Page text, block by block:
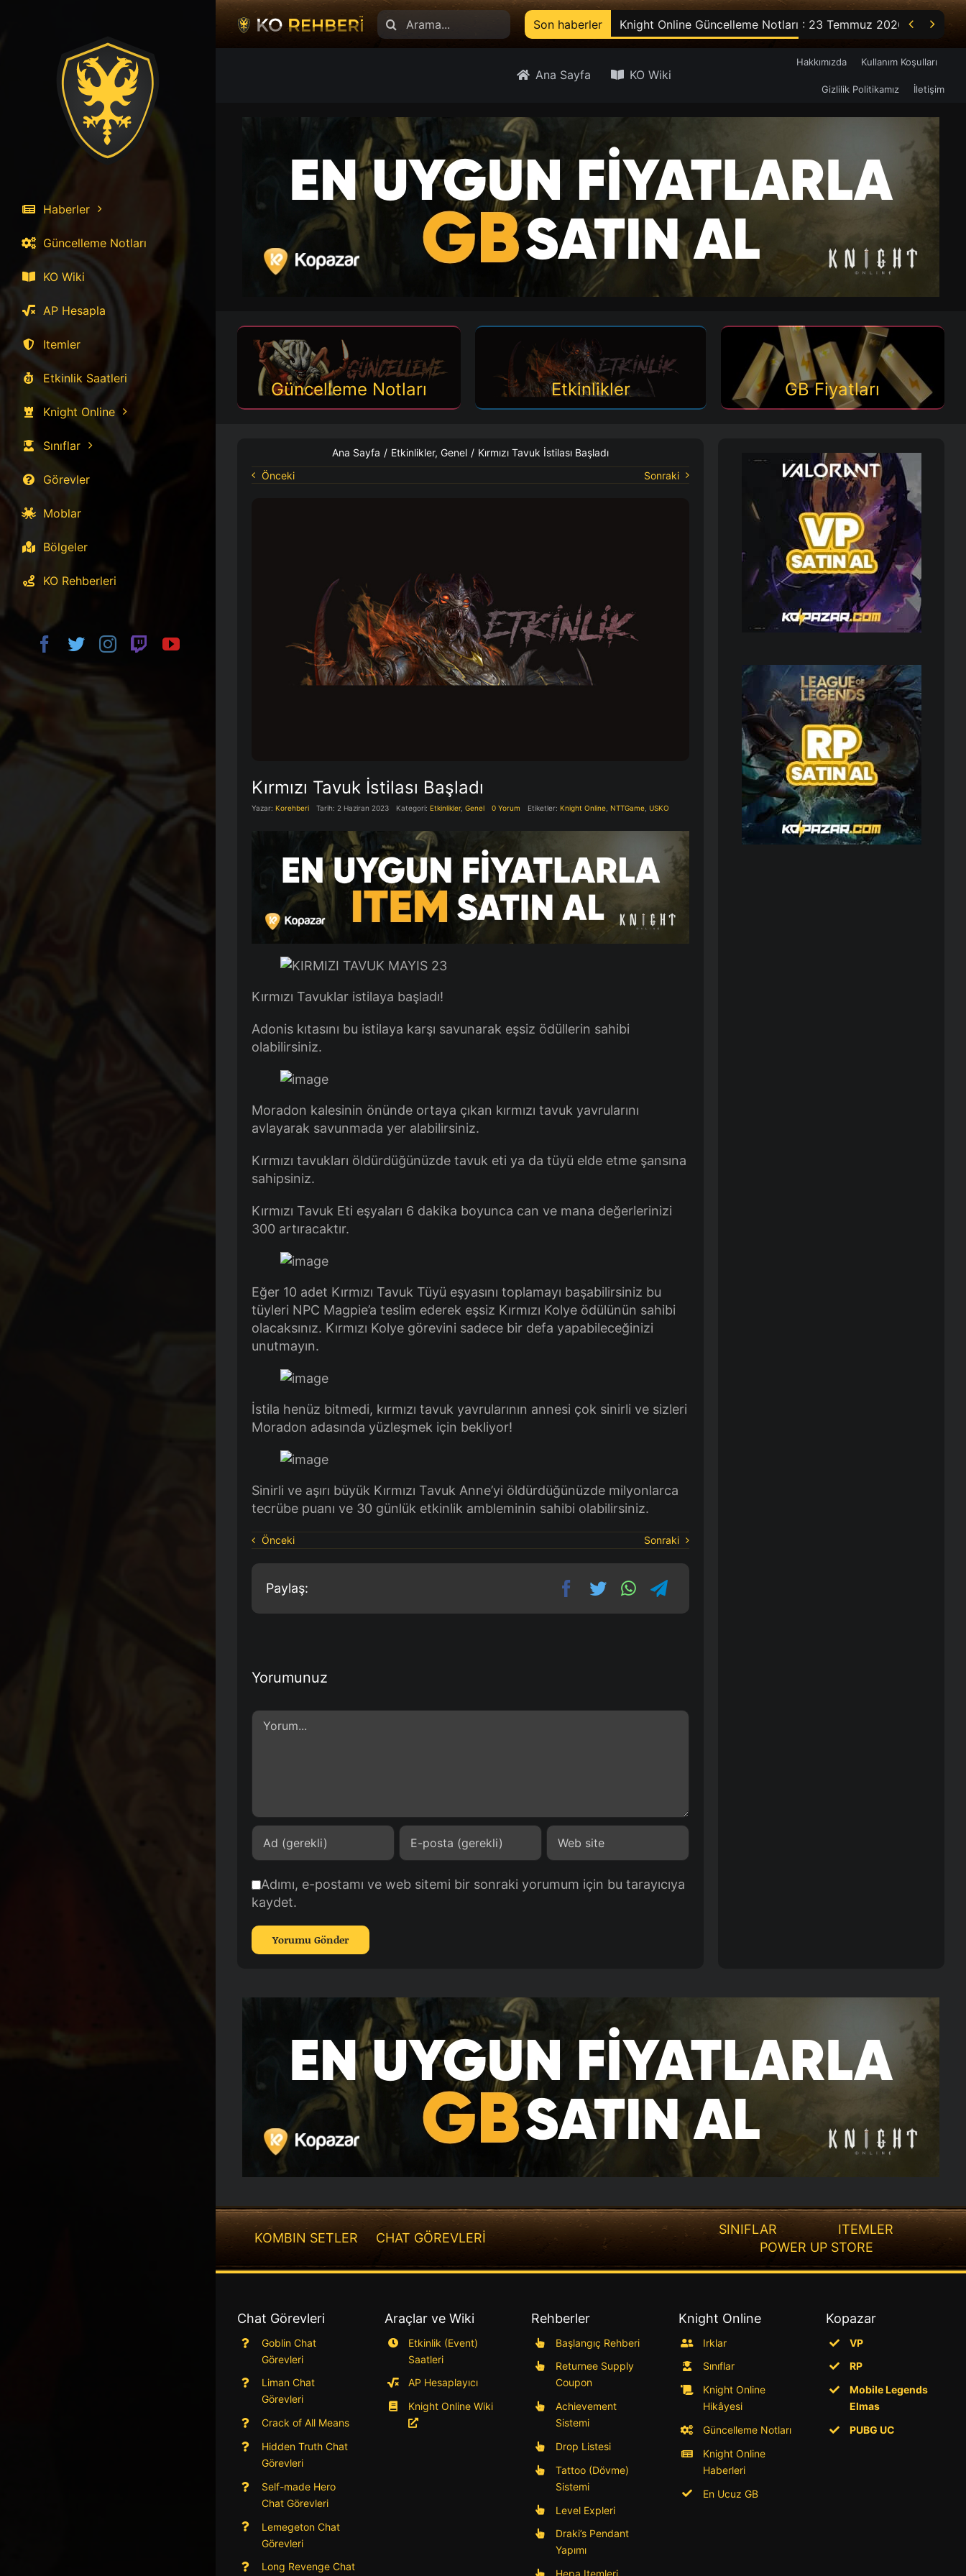
Haberler
Güncelleme Notları
KO Wiki
AP Hesapla
Itemler
Etkinlik Saatleri
Knight Online
Sınıflar
Görevler
Moblar
Bölgeler
KO Rehberleri
Search
for:
Son haberler Knight Online Güncelleme Notları : 23 Temmuz 2026  
Ana Sayfa KO Wiki
Hakkımızda Kullanım Koşulları
Gizlilik Politikamız İletişim
Güncelleme Notları Etkinlikler GB Fiyatları
Ana Sayfa / Etkinlikler,Genel / Kırmızı Tavuk İstilası Başladı
Önceki
Sonraki
Kırmızı Tavuk İstilası Başladı
Yazar: Korehberi Tarih: 2 Haziran 2023 Kategori: Etkinlikler, Genel 0 Yorum Etiketler: Knight Online NTTGame USKO
Kırmızı Tavuklar istilaya başladı!
Adonis kıtasını bu istilaya karşı savunarak eşsiz ödüllerin sahibi
olabilirsiniz.
Moradon kalesinin önünde ortaya çıkan kırmızı tavuk yavrularını
avlayarak savunmada yer alabilirsiniz.
Kırmızı tavukları öldürdüğünüzde tavuk eti ya da tüyü elde etme şansına
sahipsiniz.
Kırmızı Tavuk Eti eşyaları 6 dakika boyunca can ve mana değerlerinizi
300 artıracaktır.
Eğer 10 adet Kırmızı Tavuk Tüyü eşyasını toplamayı başabilirsiniz bu
tüyleri NPC Magpie’a teslim ederek eşsiz Kırmızı Kolye ödülünün sahibi
olacaksınız. Kırmızı Kolye görevini sadece bir defa yapabileceğinizi
unutmayın.
İstila henüz bitmedi, kırmızı tavuk yavrularının annesi çok sinirli ve sizleri
Moradon adasında yüzleşmek için bekliyor!
Sinirli ve aşırı büyük Kırmızı Tavuk Anne’yi öldürdüğünüzde milyonlarca
tecrübe puanı ve 30 günlük etkinlik ambleminin sahibi olabilirsiniz.
Önceki Sonraki
Paylaş:
Yorumunuz
Comment
Adımı, e-postamı ve web sitemi bir sonraki yorumum için bu tarayıcıya
kaydet.
KOMBIN SETLER CHAT GÖREVLERİ
SINIFLAR
ITEMLER
POWER UP STORE
Chat Görevleri
Goblin Chat
Görevleri
Liman Chat
Görevleri
Crack of All Means
Hidden Truth Chat
Görevleri
Self-made Hero
Chat Görevleri
Lemegeton Chat
Görevleri
Long Revenge Chat
Araçlar ve Wiki
Etkinlik (Event)
Saatleri
AP Hesaplayıcı
Knight Online Wiki
Rehberler
Başlangıç Rehberi
Returnee Supply
Coupon
Achievement
Sistemi
Drop Listesi
Tattoo (Dövme)
Sistemi
Level Expleri
Draki’s Pendant
Yapımı
Hepa Itemleri
Knight Online
Irklar
Sınıflar
Knight Online
Hikâyesi
Güncelleme Notları
Knight Online
Haberleri
En Ucuz GB
Kopazar
VP
RP
Mobile Legends
Elmas
PUBG UC